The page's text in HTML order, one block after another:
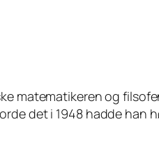
matematikeren og
det i 1948 hadde han